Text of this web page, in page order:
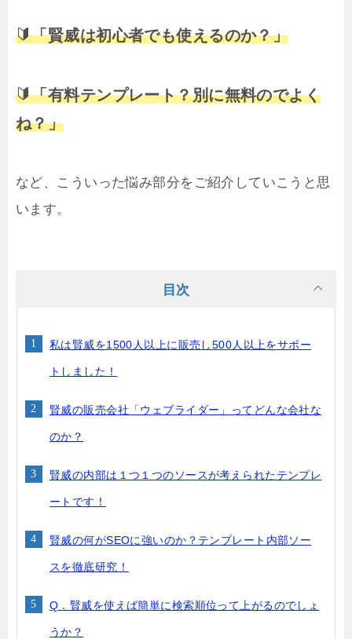
「賢威は初心者でも使えるのか？」
「有料テンプレート？別に無料のでよく
ね？」
など、こういった悩み部分をご紹介していこうと思
います。
目次
私は賢威を1500人以上に販売し500人以上をサポー
トしました！
賢威の販売会社「ウェブライダー」ってどんな会社な
のか？
賢威の内部は１つ１つのソースが考えられたテンプレ
ートです！
賢威の何がSEOに強いのか？テンプレート内部ソー
スを徹底研究！
Q．賢威を使えば簡単に検索順位って上がるのでしょ
うか？